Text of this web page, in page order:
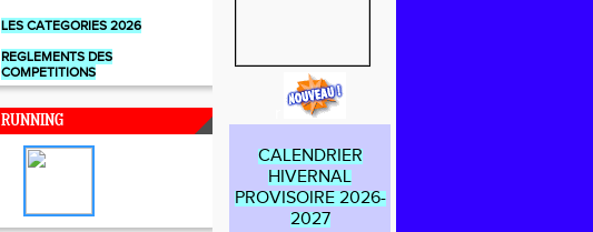
LES CATEGORIES 2026
REGLEMENTS DES
COMPETITIONS
RUNNING
CALENDRIER
HIVERNAL
PROVISOIRE 2026-
2027